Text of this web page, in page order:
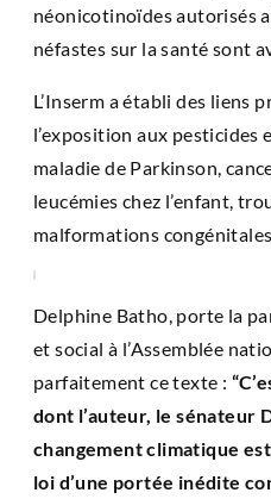
néonicotinoïdes autorisés
néfastes sur la santé sont
L’Inserm a établi des liens
l’exposition aux pesticides
maladie de Parkinson,
leucémies chez l’enfant,
malformations
Delphine Batho, porte la
et social à l’Assemblée
parfaitement ce texte :
dont l’auteur, le sénateur
changement climatique
loi d’une portée inédite